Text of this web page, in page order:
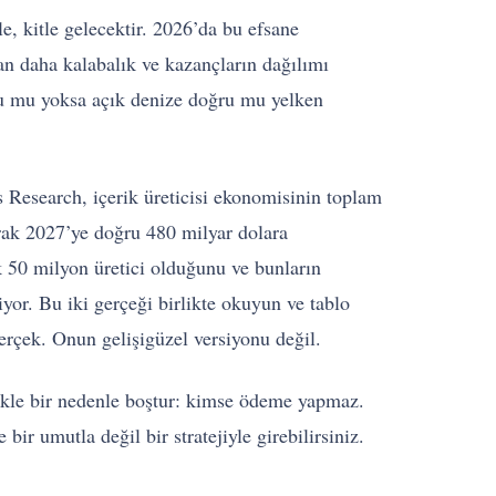
kitle gelecektir. 2026’da bu efsane
kalabalık ve kazançların dağılımı
mu yoksa açık denize doğru mu yelken
Research, içerik üreticisi ekonomisinin toplam
2027’ye doğru 480 milyar dolara
50 milyon üretici olduğunu ve bunların
Bu iki gerçeği birlikte okuyun ve tablo
Onun gelişigüzel versiyonu değil.
bir nedenle boştur: kimse ödeme yapmaz.
bir umutla değil bir stratejiyle girebilirsiniz.